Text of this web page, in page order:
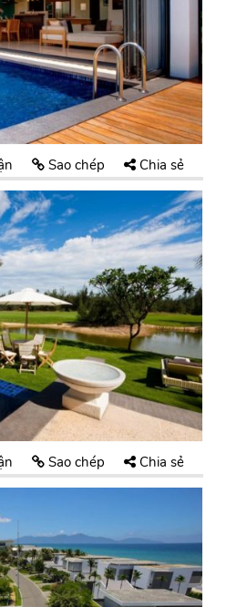
Sao chép Chia sẻ
Sao chép Chia sẻ